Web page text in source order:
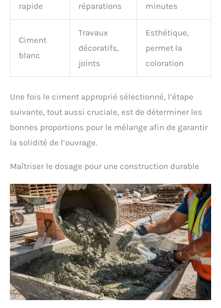
rapide
réparations
minutes
Ciment
blanc
Travaux
décoratifs,
joints
Esthétique,
permet la
coloration
Une fois le ciment approprié sélectionné, l’étape
suivante, tout aussi cruciale, est de déterminer les
bonnes proportions pour le mélange afin de garantir
la solidité de l’ouvrage.
Maîtriser le dosage pour une construction durable